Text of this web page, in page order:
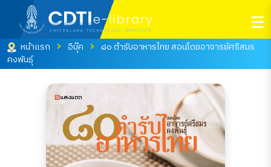
หน้าแรก อีบุ๊ค
๘๐ ตำรับอาหารไทย สอนโดยอาจารย์ศรีสมร
คงพันธุ์